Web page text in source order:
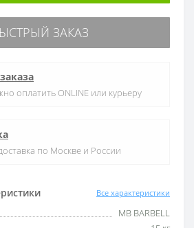
Все характеристики
MB BARBELL
ЗАКАЗ
оплатить ONLINE или курьеру
по Москве и России